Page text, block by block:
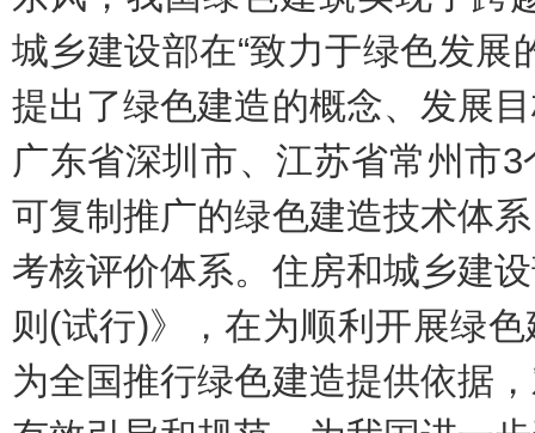
城乡建设部在“致力于绿色发展
提出了绿色建造的概念、发展
广东省深圳市、江苏省常州市
可复制推广的绿色建造技术体
考核评价体系。住房和城乡建
则(试行)》，在为顺利开展绿
为全国推行绿色建造提供依据